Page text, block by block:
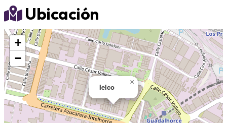
Ubicación
Ielco
×
+
−